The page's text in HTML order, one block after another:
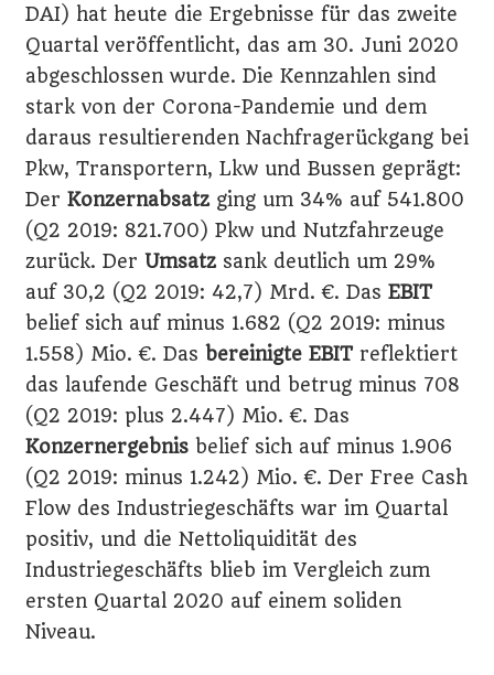
DAI) hat heute die Ergebnisse für das zweite
Quartal veröffentlicht, das am 30. Juni 2020
abgeschlossen wurde. Die Kennzahlen sind
stark von der Corona-Pandemie und dem
daraus resultierenden Nachfragerückgang bei
Pkw, Transportern, Lkw und Bussen geprägt:
Der Konzernabsatzging um 34% auf 541.800
(Q2 2019: 821.700) Pkw und Nutzfahrzeuge
zurück. Der Umsatzsank deutlich um 29%
auf 30,2 (Q2 2019: 42,7) Mrd. €. Das EBIT
belief sich auf minus 1.682 (Q2 2019: minus
1.558) Mio. €. Das bereinigte EBITreflektiert
das laufende Geschäft und betrug minus 708
(Q2 2019: plus 2.447) Mio. €. Das
Konzernergebnisbelief sich auf minus 1.906
(Q2 2019: minus 1.242) Mio. €. Der Free Cash
Flow des Industriegeschäfts war im Quartal
positiv, und die Nettoliquidität des
Industriegeschäfts blieb im Vergleich zum
ersten Quartal 2020 auf einem soliden
Niveau.